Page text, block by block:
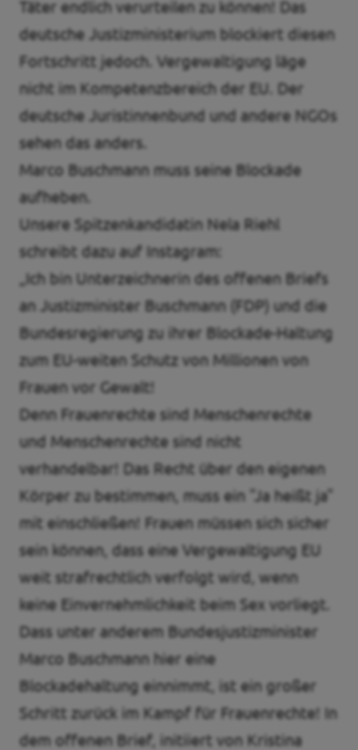
Täter endlich verurteilen zu können! Das
deutsche Justizministerium blockiert diesen
Fortschritt jedoch. Vergewaltigung läge
nicht im Kompetenzbereich der EU. Der
deutsche Juristinnenbund und andere NGOs
sehen das anders.
Marco Buschmann muss seine Blockade
aufheben.
Unsere Spitzenkandidatin Nela Riehl
schreibt dazu auf Instagram:
„Ich bin Unterzeichnerin des offenen Briefs
an Justizminister Buschmann (FDP) und die
Bundesregierung zu ihrer Blockade-Haltung
zum EU-weiten Schutz von Millionen von
Frauen vor Gewalt!
Denn Frauenrechte sind Menschenrechte
und Menschenrechte sind nicht
verhandelbar! Das Recht über den eigenen
Körper zu bestimmen, muss ein "Ja heißt ja"
mit einschließen! Frauen müssen sich sicher
sein können, dass eine Vergewaltigung EU
weit strafrechtlich verfolgt wird, wenn
keine Einvernehmlichkeit beim Sex vorliegt.
Dass unter anderem Bundesjustizminister
Marco Buschmann hier eine
Blockadehaltung einnimmt, ist ein großer
Schritt zurück im Kampf für Frauenrechte! In
dem offenen Brief, initiiert von Kristina